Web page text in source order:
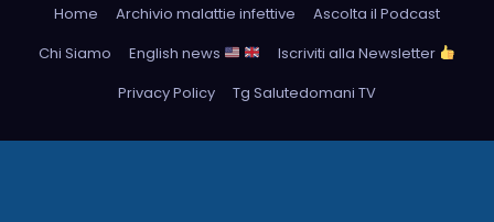
Home Archivio malattie infettive
Ascolta il Podcast
Chi Siamo
English news
Iscriviti alla Newsletter
Privacy Policy
Tg Salutedomani TV